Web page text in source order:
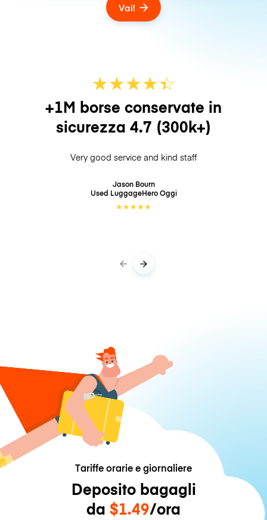
Vai!
★★★★☆
★
+1M borse conservate in
sicurezza 4.7 (300k+)
Very good service and kind staff
Jason Bourn
Used LuggageHeroOggi
★★★★★
Tariffe orarie e giornaliere
Deposito bagagli
da $1.49/ora